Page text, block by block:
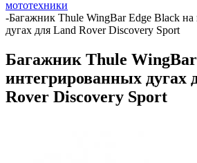
мототехники
-Багажник Thule WingBar Edge Black
дугах для Land Rover Discovery Sport
Багажник Thule
интегрированных дугах
Rover Discovery Sport